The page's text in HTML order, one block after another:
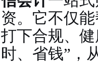
资。它不仅
打下合规、
时、省钱”，